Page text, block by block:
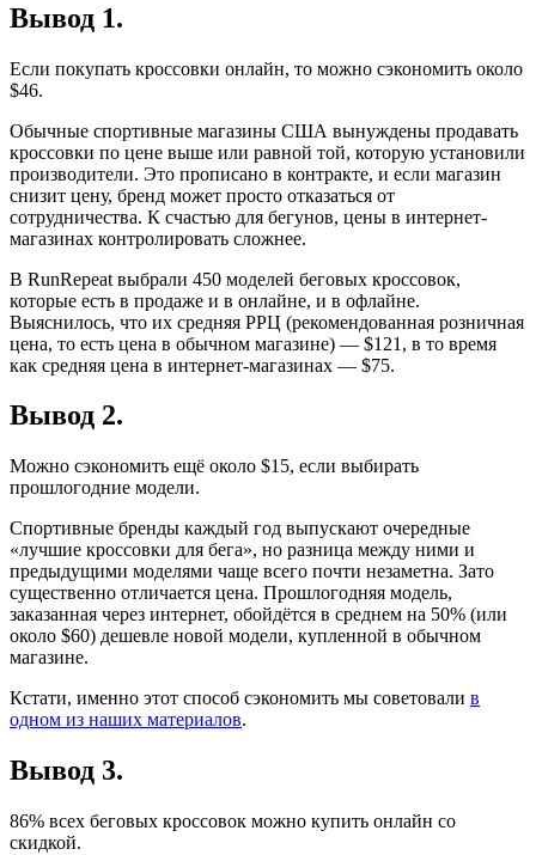
Вывод 1.
Если покупать кроссовки онлайн, то можно сэкономить около
$46.
Обычные спортивные магазины США вынуждены продавать
кроссовки по цене выше или равной той, которую установили
производители. Это прописано в контракте, и если магазин
снизит цену, бренд может просто отказаться от
сотрудничества. К счастью для бегунов, цены в интернет-
магазинах контролировать сложнее.
В RunRepeat выбрали 450 моделей беговых кроссовок,
которые есть в продаже и в онлайне, и в офлайне.
Выяснилось, что их средняя РРЦ (рекомендованная розничная
цена, то есть цена в обычном магазине) — $121, в то время
как средняя цена в интернет-магазинах — $75.
Вывод 2.
Можно сэкономить ещё около $15, если выбирать
прошлогодние модели.
Спортивные бренды каждый год выпускают очередные
«лучшие кроссовки для бега», но разница между ними и
предыдущими моделями чаще всего почти незаметна. Зато
существенно отличается цена. Прошлогодняя модель,
заказанная через интернет, обойдётся в среднем на 50% (или
около $60) дешевле новой модели, купленной в обычном
магазине.
Кстати, именно этот способ сэкономить мы советовали в
одном из наших материалов.
Вывод 3.
86% всех беговых кроссовок можно купить онлайн со
скидкой.